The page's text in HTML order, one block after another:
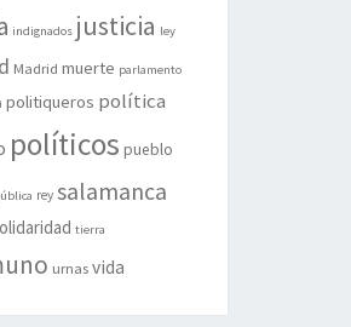
indignados justicia ley
Madrid muerte parlamento
politiqueros política
políticos pueblo
rey salamanca
tierra
urnas vida